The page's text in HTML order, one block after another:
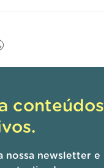
conteúdos
nossa newsletter e